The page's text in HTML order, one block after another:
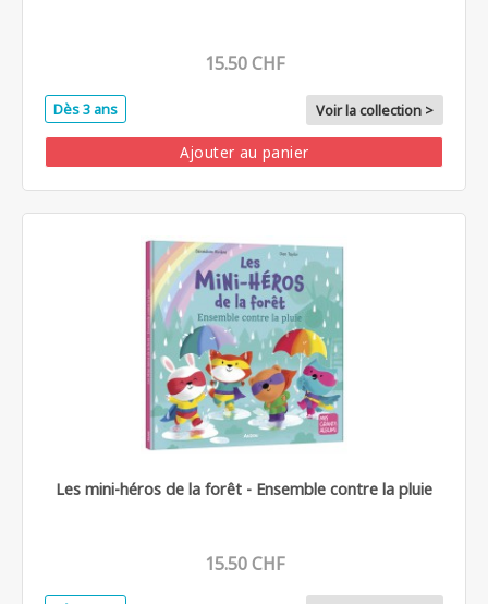
15.50 CHF
Dès 3 ans Voir la collection >
Ajouter au panier
Les mini-héros de la forêt - Ensemble contre la pluie
15.50 CHF